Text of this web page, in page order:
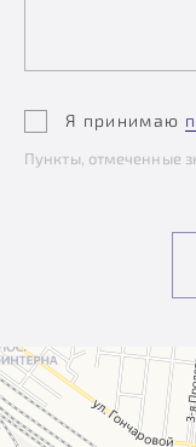
Я принимаю
Пункты, отмеченные